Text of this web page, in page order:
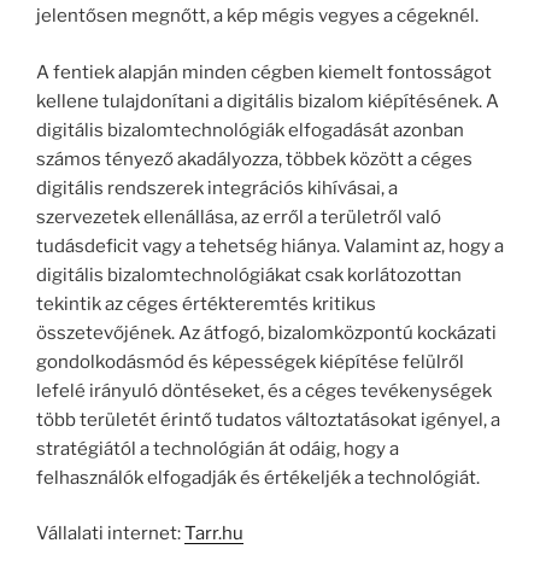
jelentősen megnőtt, a kép mégis vegyes a cégeknél.
A fentiek alapján minden cégben kiemelt fontosságot
kellene tulajdonítani a digitális bizalom kiépítésének. A
digitális bizalomtechnológiák elfogadását azonban
számos tényező akadályozza, többek között a céges
digitális rendszerek integrációs kihívásai, a
szervezetek ellenállása, az erről a területről való
tudásdeficit vagy a tehetség hiánya. Valamint az, hogy a
digitális bizalomtechnológiákat csak korlátozottan
tekintik az céges értékteremtés kritikus
összetevőjének. Az átfogó, bizalomközpontú kockázati
gondolkodásmód és képességek kiépítése felülről
lefelé irányuló döntéseket, és a céges tevékenységek
több területét érintő tudatos változtatásokat igényel, a
stratégiától a technológián át odáig, hogy a
felhasználók elfogadják és értékeljék a technológiát.
Vállalati internet:Tarr.hu